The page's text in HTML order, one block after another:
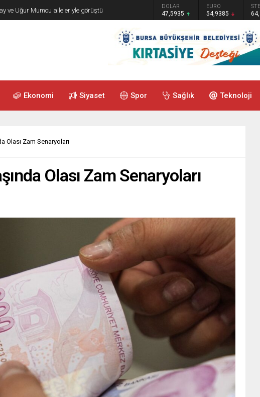
ve Uğur Mumcu aileleriyle görüştü DOLAR
47,5935
EURO
54,9385
Ekonomi Siyaset Spor Sağlık Teknoloji
Olası Zam Senaryoları
Olası Zam Senaryoları